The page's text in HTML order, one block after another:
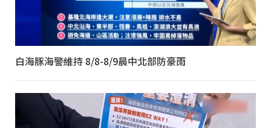
白海豚海警維持 8/8-8/9晨中北部防豪雨